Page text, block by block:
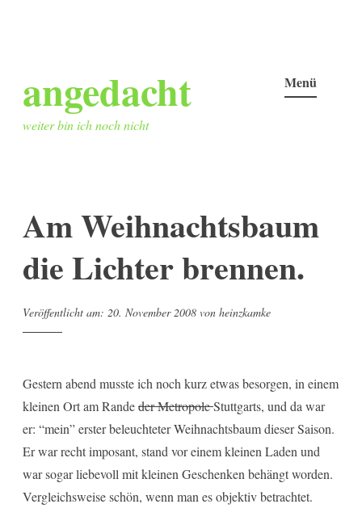
springen
angedacht
weiter bin ich noch nicht
Menü
Am Weihnachtsbaum
die Lichter brennen.
Veröffentlicht am: 20. November 2008 von heinzkamke
Gestern abend musste ich noch kurz etwas besorgen, in einem
kleinen Ort am Randeder MetropoleStuttgarts, und da war
er: “mein” erster beleuchteter Weihnachtsbaum dieser Saison.
Er war recht imposant, stand vor einem kleinen Laden und
war sogar liebevoll mit kleinen Geschenken behängt worden.
Vergleichsweise schön, wenn man es objektiv betrachtet.